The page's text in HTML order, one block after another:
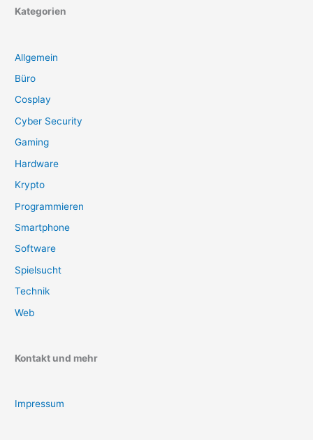
Kategorien
Allgemein
Büro
Cosplay
Cyber Security
Gaming
Hardware
Krypto
Programmieren
Smartphone
Software
Spielsucht
Technik
Web
Kontakt und mehr
Impressum